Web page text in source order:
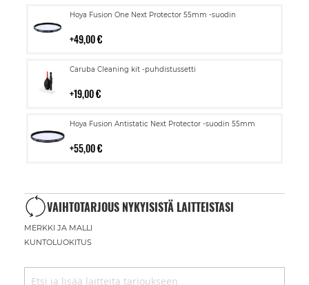
Hoya Fusion One Next Protector 55mm -suodin
49,00 €
Lisää
Caruba Cleaning kit -puhdistussetti
19,00 €
Lisää
Hoya Fusion Antistatic Next Protector -suodin 55mm
55,00 €
Lisää
VAIHTOTARJOUS NYKYISISTÄ LAITTEISTASI
MERKKI JA MALLI
KUNTOLUOKITUS